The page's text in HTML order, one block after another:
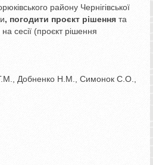
району Чернігівської
, погодити проєкт рішення та
сесії (проєкт рішення
Добненко Н.М., Симонок С.О.,